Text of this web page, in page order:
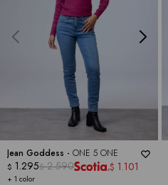
Jean Goddess - ONE 5 ONE
+ 1 color
$ 1.295$ 2.590 $ 1.101